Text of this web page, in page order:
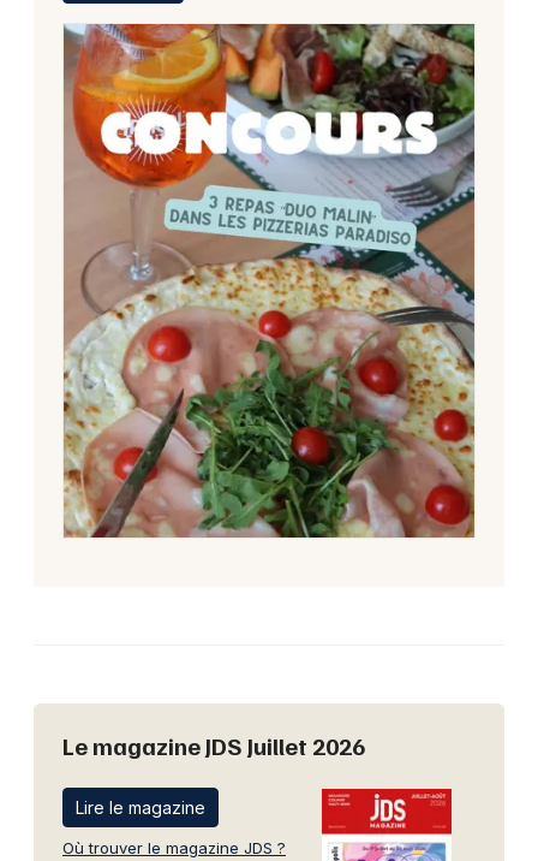
Le magazine JDS Juillet 2026
Lire le magazine
Où trouver le magazine JDS ?